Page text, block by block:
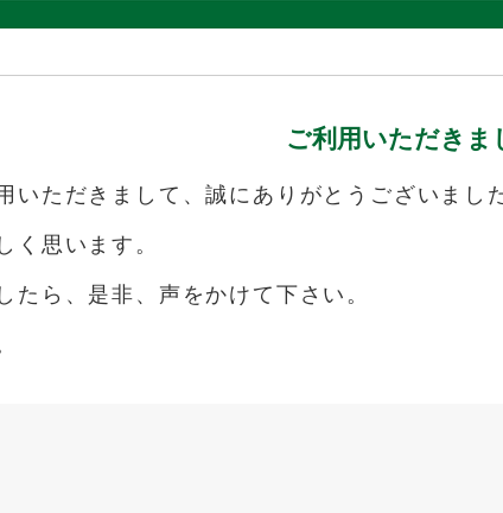
ご利用いただき
いただきまして、誠にありがとうございまし
く思います。
たら、是非、声をかけて下さい。